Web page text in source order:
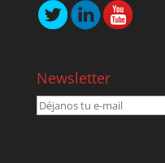
Newsletter